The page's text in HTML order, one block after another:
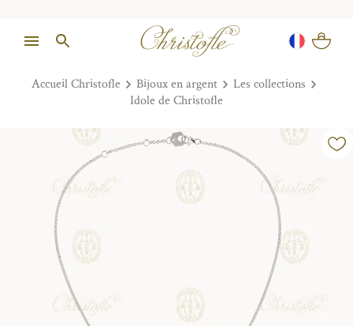
Accueil Christofle Bijoux en argent
Les collections
Idole de Christofle